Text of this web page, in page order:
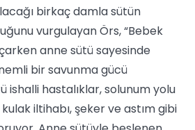
birkaç damla sütün
vurgulayan Örs, “Bebek
anne sütü sayesinde
bir savunma gücü
ishalli hastalıklar, solunum yolu
iltihabı, şeker ve astım gibi